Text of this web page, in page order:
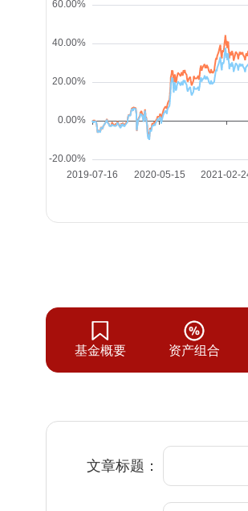
基金概要 资产组合